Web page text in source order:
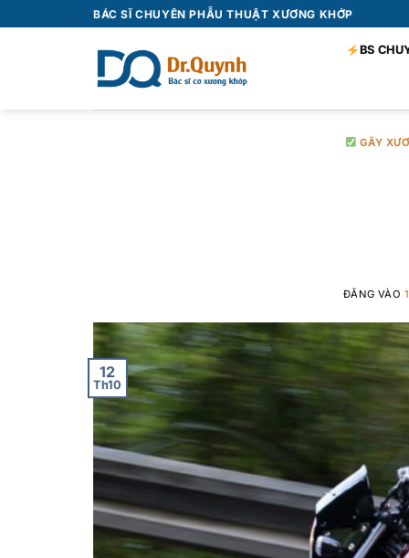
qua
BÁC SĨ CHUYÊN PHẪU THUẬT XƯƠNG KHỚP
BS
GÃY
ĐĂNG VÀO
12
Th10